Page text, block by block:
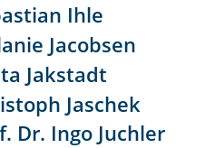
Ihle
Jacobsen
Jakstadt
Jaschek
Dr. Ingo Juchler